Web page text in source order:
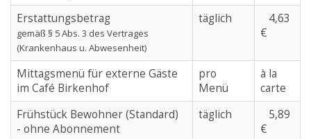
Erstattungsbetrag
gemäß § 5 Abs. 3 des Vertrages
(Krankenhaus u. Abwesenheit)
täglich
4,63
€
Mittagsmenü für externe Gäste
im Café Birkenhof
pro
Menü
à la
carte
Frühstück Bewohner (Standard)
- ohne Abonnement
täglich
5,89
€